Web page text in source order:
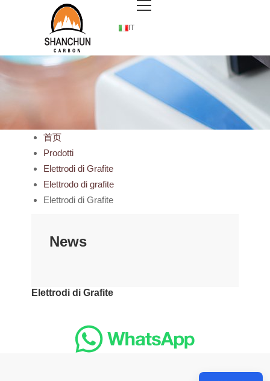
IT
首页
Prodotti
Elettrodi di Grafite
Elettrodo di grafite
Elettrodi di Grafite
News
Elettrodi di Grafite